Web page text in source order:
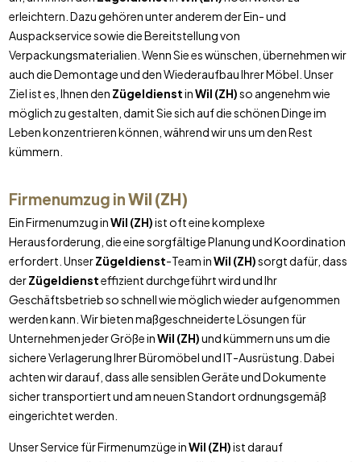
erleichtern. Dazu gehören unter anderem der Ein- und
Auspackservice sowie die Bereitstellung von
Verpackungsmaterialien. Wenn Sie es wünschen, übernehmen wir
auch die Demontage und den Wiederaufbau Ihrer Möbel. Unser
Ziel ist es, Ihnen den ZügeldienstinWil (ZH)so angenehm wie
möglich zu gestalten, damit Sie sich auf die schönen Dinge im
Leben konzentrieren können, während wir uns um den Rest
kümmern.
Firmenumzug inWil (ZH)
Ein Firmenumzug inWil (ZH)ist oft eine komplexe
Herausforderung, die eine sorgfältige Planung und Koordination
erfordert. UnserZügeldienst-Team inWil (ZH)sorgt dafür, dass
derZügeldiensteffizient durchgeführt wird und Ihr
Geschäftsbetrieb so schnell wie möglich wieder aufgenommen
werden kann. Wir bieten maßgeschneiderte Lösungen für
Unternehmen jeder Größe inWil (ZH)und kümmern uns um die
sichere Verlagerung Ihrer Büromöbel und IT-Ausrüstung. Dabei
achten wir darauf, dass alle sensiblen Geräte und Dokumente
sicher transportiert und am neuen Standort ordnungsgemäß
eingerichtet werden.
Unser Service für Firmenumzüge inWil (ZH)ist darauf